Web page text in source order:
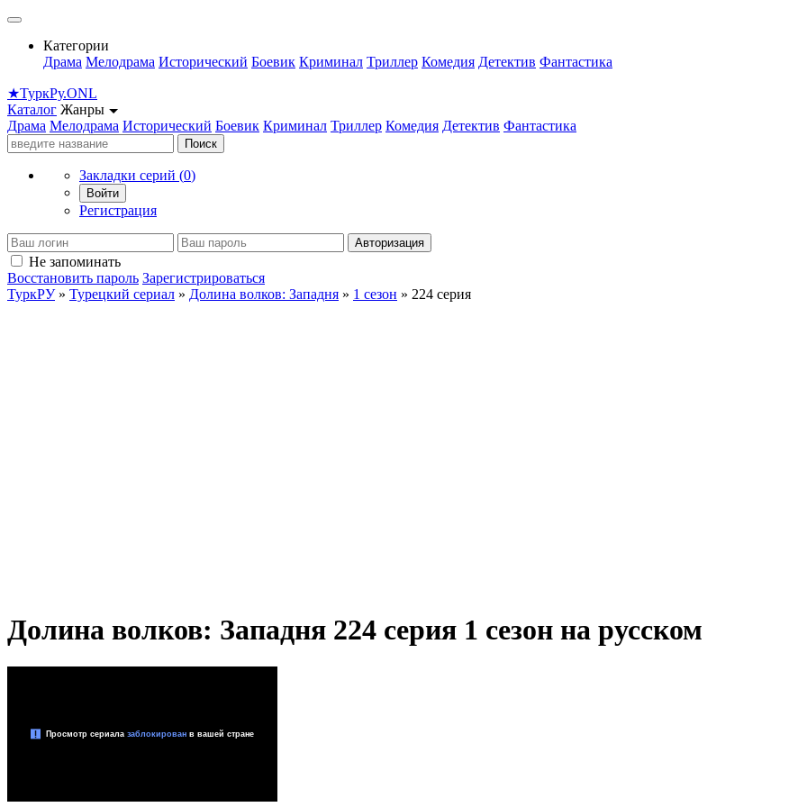
Категории
Драма Мелодрама Исторический Боевик Криминал Триллер Комедия Детектив Фантастика
★ТуркРу.ONL
Каталог Жанры
Драма Мелодрама Исторический Боевик Криминал Триллер Комедия Детектив Фантастика
Поиск
Закладки серий (0)
Войти
Регистрация
Авторизация
Не запоминать
Восстановить пароль Зарегистрироваться
ТуркРУ» Турецкий сериал » Долина волков: Западня » 1 сезон » 224 серия
Долина волков: Западня 224 серия 1 сезон на русском